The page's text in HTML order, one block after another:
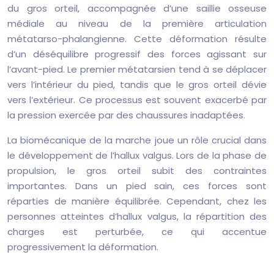
du gros orteil, accompagnée d’une saillie osseuse
médiale au niveau de la première articulation
métatarso-phalangienne. Cette déformation résulte
d’un déséquilibre progressif des forces agissant sur
l’avant-pied. Le premier métatarsien tend à se déplacer
vers l’intérieur du pied, tandis que le gros orteil dévie
vers l’extérieur. Ce processus est souvent exacerbé par
la pression exercée par des chaussures inadaptées.
La biomécanique de la marche joue un rôle crucial dans
le développement de l’hallux valgus. Lors de la phase de
propulsion, le gros orteil subit des contraintes
importantes. Dans un pied sain, ces forces sont
réparties de manière équilibrée. Cependant, chez les
personnes atteintes d’hallux valgus, la répartition des
charges est perturbée, ce qui accentue
progressivement la déformation.